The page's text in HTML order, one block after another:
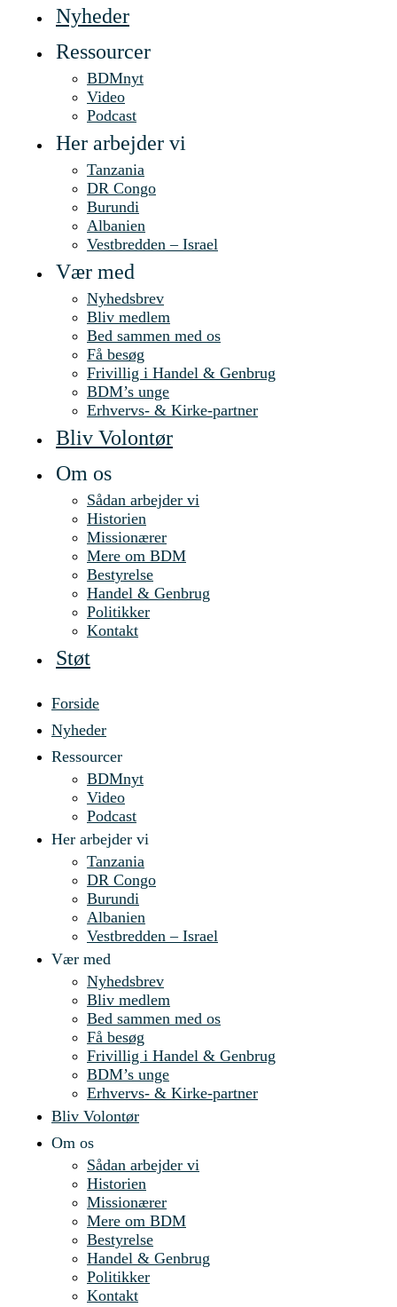
Nyheder
Ressourcer
BDMnyt
Video
Podcast
Her arbejder vi
Tanzania
DR Congo
Burundi
Albanien
Vestbredden – Israel
Vær med
Nyhedsbrev
Bliv medlem
Bed sammen med os
Få besøg
Frivillig i Handel & Genbrug
BDM’s unge
Erhvervs- & Kirke-partner
Bliv Volontør
Om os
Sådan arbejder vi
Historien
Missionærer
Mere om BDM
Bestyrelse
Handel & Genbrug
Politikker
Kontakt
Støt
Forside
Nyheder
Ressourcer
BDMnyt
Video
Podcast
Her arbejder vi
Tanzania
DR Congo
Burundi
Albanien
Vestbredden – Israel
Vær med
Nyhedsbrev
Bliv medlem
Bed sammen med os
Få besøg
Frivillig i Handel & Genbrug
BDM’s unge
Erhvervs- & Kirke-partner
Bliv Volontør
Om os
Sådan arbejder vi
Historien
Missionærer
Mere om BDM
Bestyrelse
Handel & Genbrug
Politikker
Kontakt